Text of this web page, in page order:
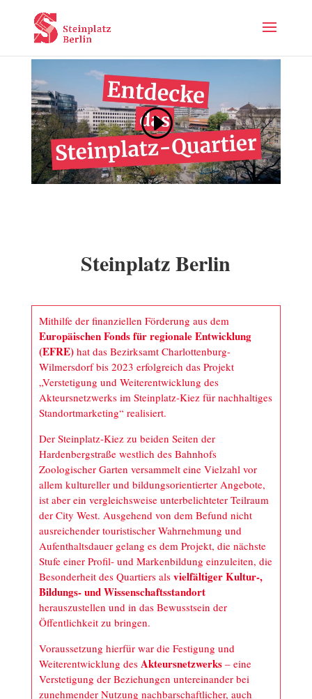
Steinplatz Berlin
Mithilfe der finanziellen Förderung aus dem
Europäischen Fonds für regionale Entwicklung
(EFRE)hat das Bezirksamt Charlottenburg-
Wilmersdorf bis 2023 erfolgreich das Projekt
„Verstetigung und Weiterentwicklung des
Akteursnetzwerks im Steinplatz-Kiez für nachhaltiges
Standortmarketing“ realisiert.
Der Steinplatz-Kiez zu beiden Seiten der
Hardenbergstraße westlich des Bahnhofs
Zoologischer Garten versammelt eine Vielzahl vor
allem kultureller und bildungsorientierter Angebote,
ist aber ein vergleichsweise unterbelichteter Teilraum
der City West. Ausgehend von dem Befund nicht
ausreichender touristischer Wahrnehmung und
Aufenthaltsdauer gelang es dem Projekt, die nächste
Stufe einer Profil- und Markenbildung einzuleiten, die
Besonderheit des Quartiers als vielfältiger Kultur-,
Bildungs- und Wissenschaftsstandort
herauszustellen und in das Bewusstsein der
Öffentlichkeit zu bringen.
Voraussetzung hierfür war die Festigung und
Weiterentwicklung des Akteursnetzwerks– eine
Verstetigung der Beziehungen untereinander bei
zunehmender Nutzung nachbarschaftlicher, auch